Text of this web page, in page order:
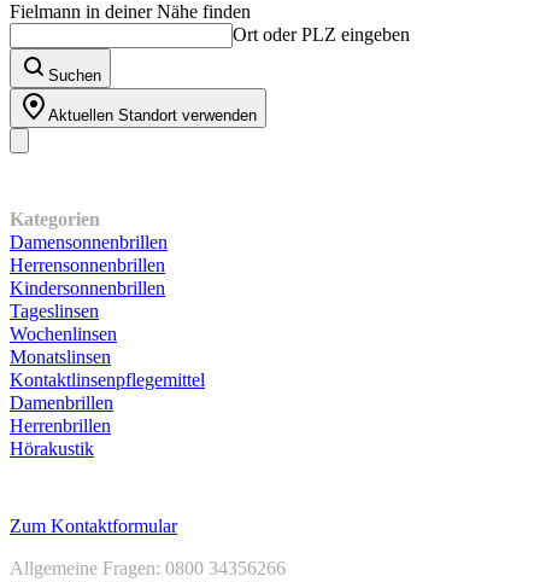
Fielmann in deiner Nähe finden
Ort oder PLZ eingeben
Suchen
Aktuellen Standort verwenden
Kategorien
Damensonnenbrillen
Herrensonnenbrillen
Kindersonnenbrillen
Tageslinsen
Wochenlinsen
Monatslinsen
Kontaktlinsenpflegemittel
Damenbrillen
Herrenbrillen
Hörakustik
Zum Kontaktformular
Allgemeine Fragen: 0800 34356266